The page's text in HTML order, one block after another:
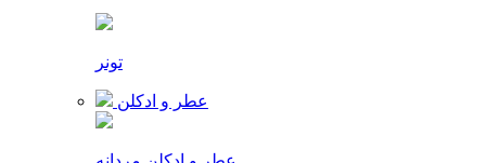
تونر
عطر و ادکلن